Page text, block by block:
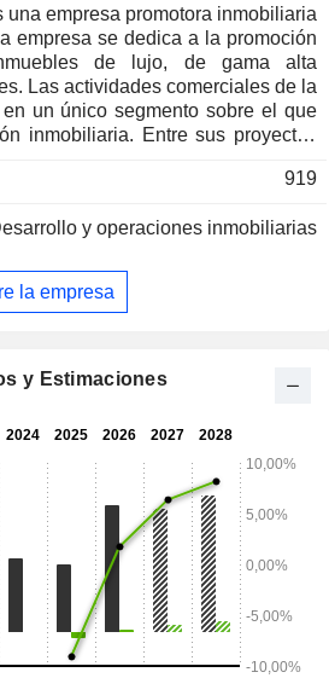
una empresa promotora inmobiliaria
empresa se dedica a la promoción
de lujo, de gama alta
Las actividades comerciales de la
un único segmento sobre el que
inmobiliaria. Entre sus proyectos
Purva Zenium, Purva Gainz,
Emerald Bay, Purva Somerset
Prudential Housing and
Limited, Centurions Housing &
y Purva Star Properties Private
Chennai, Kochi, Coimbatore,
919
y operaciones inmobiliarias
la empresa
y Estimaciones